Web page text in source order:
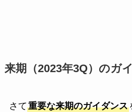
来期（2023年3Q）のガ
さて重要な来期のガイダンス